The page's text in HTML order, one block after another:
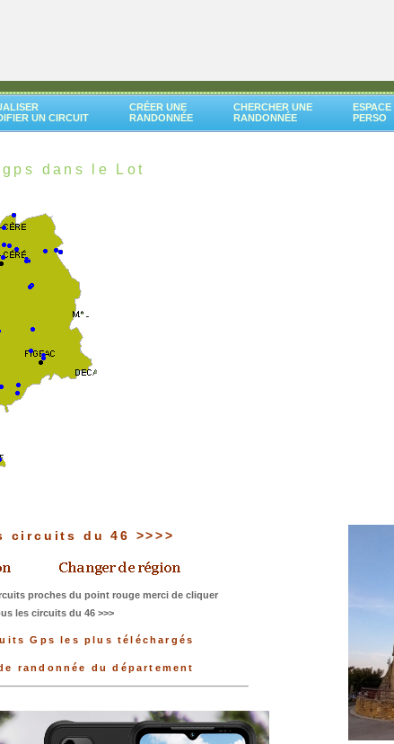
UN CIRCUIT
CRÉER UNE
RANDONNÉE
CHERCHER UNE
RANDONNÉE
ESPACE
PERSO
dans le Lot
circuits du 46 >>>>
proches du point rouge merci de cliquer
les circuits du 46 >>>
Gps les plus téléchargés
randonnée du département